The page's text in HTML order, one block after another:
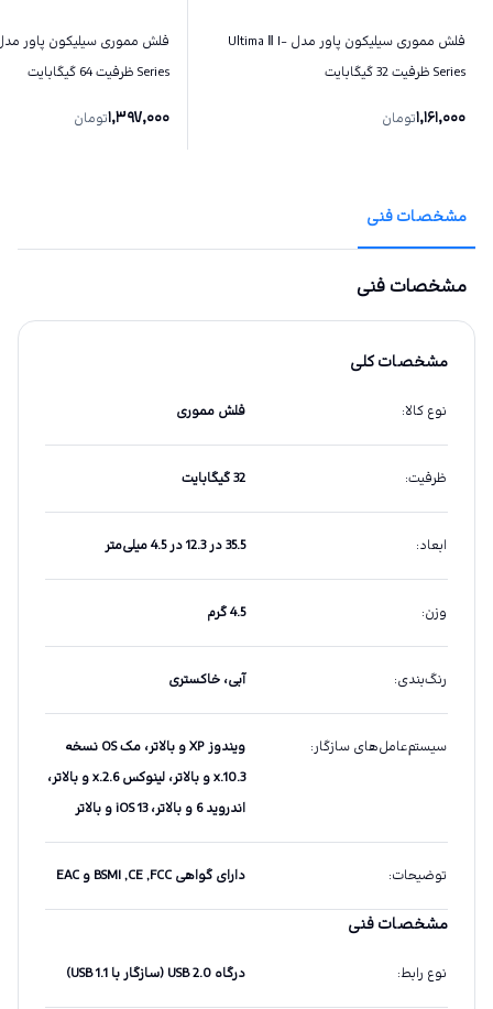
فلش مموری سیلیکون پاور مدل Ultima Ⅱ I-
Series ظرفیت 32 گیگابایت
1,161,000تومان
Series ظرفیت 64 گیگابایت
1,397,000تومان
مشخصات فنی
مشخصات فنی
مشخصات کلی
نوع کالا: فلش مموری
ظرفیت: 32 گیگابایت
ابعاد: 35.5 در 12.3 در 4.5 میلی‌متر
وزن: 4.5 گرم
رنگ‌بندی: آبی، خاکستری
سیستم‌عامل‌های سازگار:
ویندوز XP و بالاتر، مک OS نسخه
10.3.x و بالاتر، لینوکس 2.6.x و بالاتر،
اندروید 6 و بالاتر، iOS 13 و بالاتر
توضیحات: دارای گواهی BSMI ,CE ,FCC و EAC
مشخصات فنی
نوع رابط: درگاه USB 2.0 (سازگار با USB 1.1)